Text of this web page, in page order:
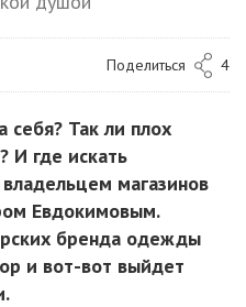
Поделиться 4
себя? Так ли плох
И где искать
магазинов
Евдокимовым.
бренда одежды
и вот-вот выйдет